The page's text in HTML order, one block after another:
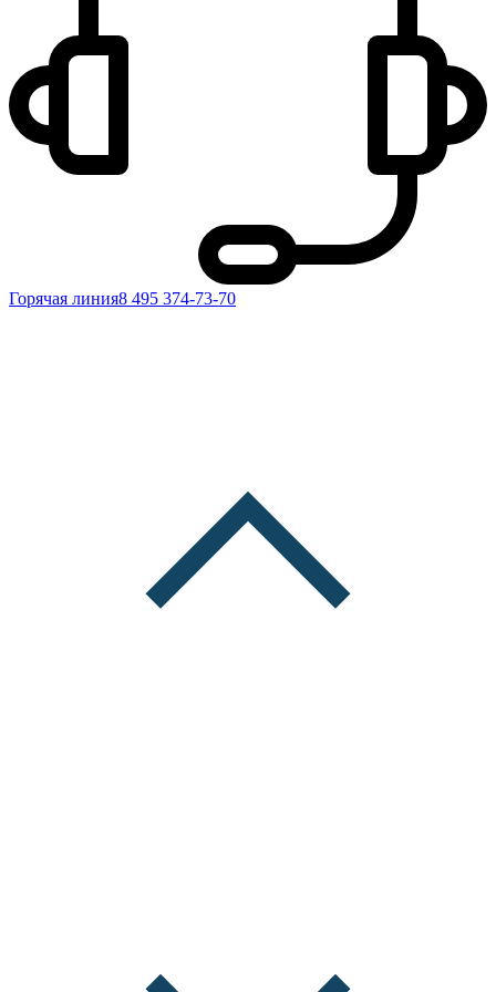
Горячая линия8 495 374-73-70